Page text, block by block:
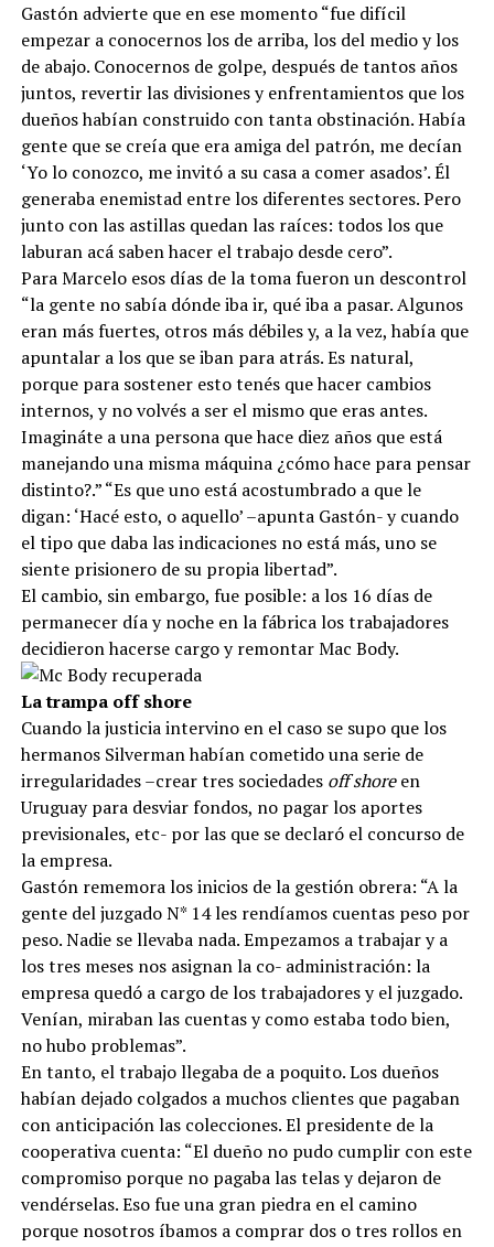
Gastón advierte que en ese momento “fue difícil
empezar a conocernos los de arriba, los del medio y los
de abajo. Conocernos de golpe, después de tantos años
juntos, revertir las divisiones y enfrentamientos que los
dueños habían construido con tanta obstinación. Había
gente que se creía que era amiga del patrón, me decían
‘Yo lo conozco, me invitó a su casa a comer asados’. Él
generaba enemistad entre los diferentes sectores. Pero
junto con las astillas quedan las raíces: todos los que
laburan acá saben hacer el trabajo desde cero”.
Para Marcelo esos días de la toma fueron un descontrol
“la gente no sabía dónde iba ir, qué iba a pasar. Algunos
eran más fuertes, otros más débiles y, a la vez, había que
apuntalar a los que se iban para atrás. Es natural,
porque para sostener esto tenés que hacer cambios
internos, y no volvés a ser el mismo que eras antes.
Imagináte a una persona que hace diez años que está
manejando una misma máquina ¿cómo hace para pensar
distinto?.” “Es que uno está acostumbrado a que le
digan: ‘Hacé esto, o aquello’ –apunta Gastón- y cuando
el tipo que daba las indicaciones no está más, uno se
siente prisionero de su propia libertad”.
El cambio, sin embargo, fue posible: a los 16 días de
permanecer día y noche en la fábrica los trabajadores
decidieron hacerse cargo y remontar Mac Body.
La trampa off shore
Cuando la justicia intervino en el caso se supo que los
hermanos Silverman habían cometido una serie de
irregularidades –crear tres sociedades off shoreen
Uruguay para desviar fondos, no pagar los aportes
previsionales, etc- por las que se declaró el concurso de
la empresa.
Gastón rememora los inicios de la gestión obrera: “A la
gente del juzgado N* 14 les rendíamos cuentas peso por
peso. Nadie se llevaba nada. Empezamos a trabajar y a
los tres meses nos asignan la co- administración: la
empresa quedó a cargo de los trabajadores y el juzgado.
Venían, miraban las cuentas y como estaba todo bien,
no hubo problemas”.
En tanto, el trabajo llegaba de a poquito. Los dueños
habían dejado colgados a muchos clientes que pagaban
con anticipación las colecciones. El presidente de la
cooperativa cuenta: “El dueño no pudo cumplir con este
compromiso porque no pagaba las telas y dejaron de
vendérselas. Eso fue una gran piedra en el camino
porque nosotros íbamos a comprar dos o tres rollos en